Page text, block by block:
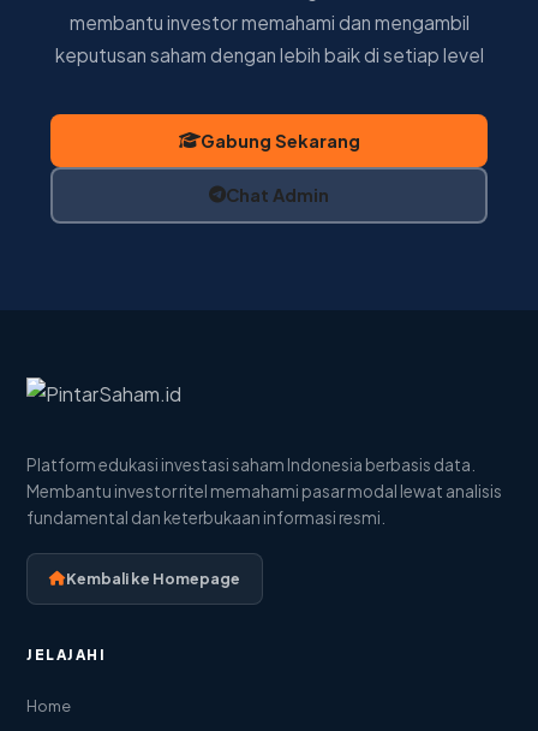
membantu investor memahami dan mengambil
keputusan saham dengan lebih baik di setiap level
Gabung Sekarang
Chat Admin
Platform edukasi investasi saham Indonesia berbasis data.
Membantu investor ritel memahami pasar modal lewat analisis
fundamental dan keterbukaan informasi resmi.
Kembali ke Homepage
JELAJAHI
Home